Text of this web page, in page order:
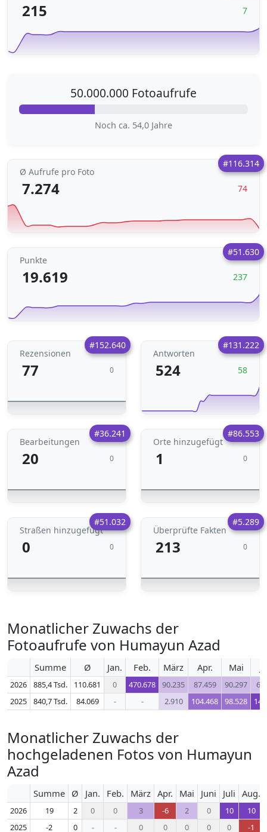
215 7
50.000.000 Fotoaufrufe
Noch ca. 54,0 Jahre
#116.314
Ø Aufrufe pro Foto
7.274 74
#51.630
Punkte
19.619 237
#152.640
Rezensionen
77 0
#131.222
Antworten
524 58
#36.241
Bearbeitungen
20 0
#86.553
Orte hinzugefügt
1 0
#51.032
Straßen hinzugefügt
0 0
#5.289
Überprüfte Fakten
213 0
Monatlicher Zuwachs der
Fotoaufrufe von Humayun Azad
Summe Ø Jan. Feb. März Apr. Mai
2026 885,4 Tsd. 110.681 0 470.678 90.235 87.459 90.297
2025
840,7 Tsd. 84.069 - - 2.910 104.468 98.528
Monatlicher Zuwachs der
hochgeladenen Fotos von Humayun
Azad
Summe Ø Jan. Feb. März Apr. Mai Juni Juli Aug.
2026 19 2 0 0 3 -6 2 0 10
10
2025
-2 0 - - 0 0 0 0 0 -1